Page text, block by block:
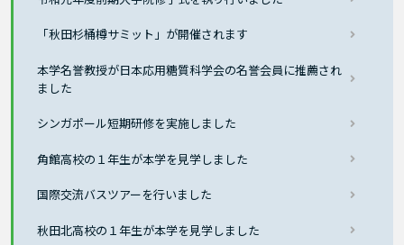
「秋田杉桶樽サミット」が開催されます
本学名誉教授が日本応用糖質科学会の名誉会員に推薦され
ました
シンガポール短期研修を実施しました
角館高校の１年生が本学を見学しました
国際交流バスツアーを行いました
秋田北高校の１年生が本学を見学しました